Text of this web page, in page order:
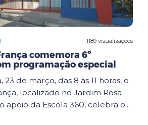
1189 visualizações
comemora 6º
programação especial
23 de março, das 8 às 11 horas, o
localizado no Jardim Rosa
apoio da Escola 360, celebra o...